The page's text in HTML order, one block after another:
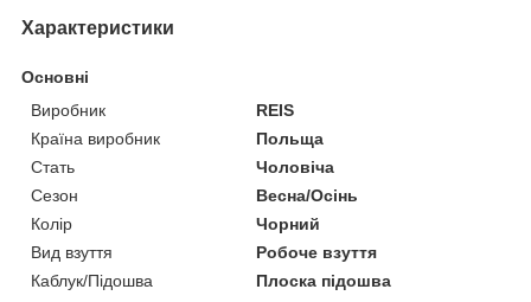
Характеристики
Основні
Виробник
REIS
Країна виробник
Польща
Стать
Чоловіча
Сезон
Весна/Осінь
Колір
Чорний
Вид взуття
Робоче взуття
Каблук/Підошва
Плоска підошва